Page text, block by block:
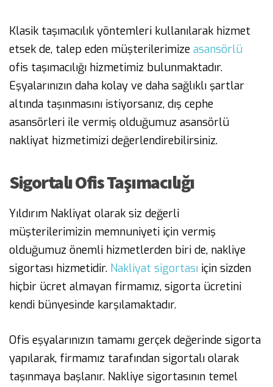
Klasik taşımacılık yöntemleri kullanılarak hizmet
etsek de, talep eden müşterilerimize asansörlü
ofis taşımacılığı hizmetimiz bulunmaktadır.
Eşyalarınızın daha kolay ve daha sağlıklı şartlar
altında taşınmasını istiyorsanız, dış cephe
asansörleri ile vermiş olduğumuz asansörlü
nakliyat hizmetimizi değerlendirebilirsiniz.
Sigortalı Ofis Taşımacılığı
Yıldırım Nakliyat olarak siz değerli
müşterilerimizin memnuniyeti için vermiş
olduğumuz önemli hizmetlerden biri de, nakliye
sigortası hizmetidir. Nakliyat sigortası için sizden
hiçbir ücret almayan firmamız, sigorta ücretini
kendi bünyesinde karşılamaktadır.
Ofis eşyalarınızın tamamı gerçek değerinde sigorta
yapılarak, firmamız tarafından sigortalı olarak
taşınmaya başlanır. Nakliye sigortasının temel